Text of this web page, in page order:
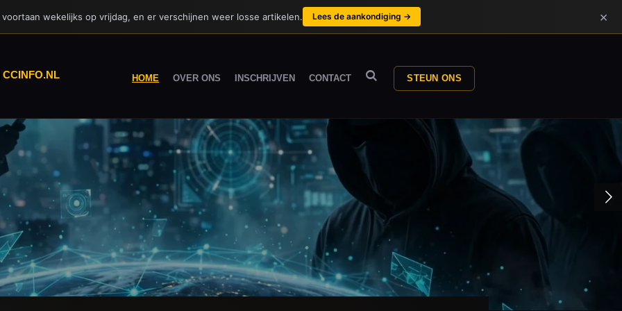
CCINFO.NL HOME OVER ONS INSCHRIJVEN CONTACT STEUN ONS
wekelijks op vrijdag, en er verschijnen weer losse artikelen. Lees de aankondiging → ×